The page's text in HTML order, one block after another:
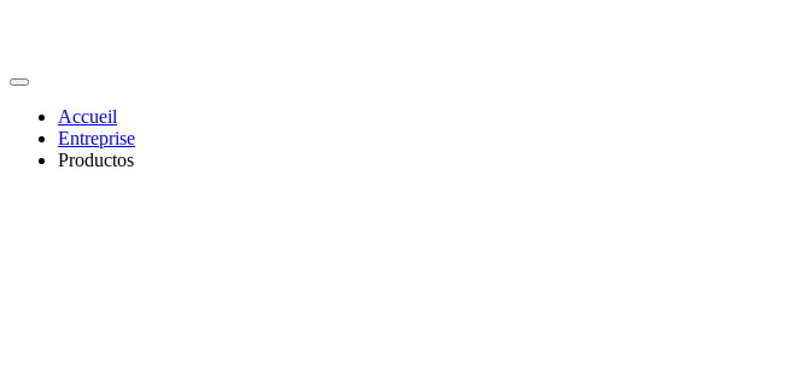
Accueil
Entreprise
Productos